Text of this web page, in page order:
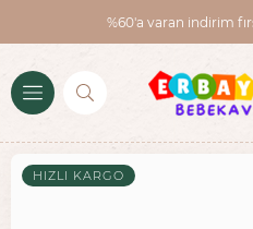
%60'a varan indirim
HIZLI KARGO